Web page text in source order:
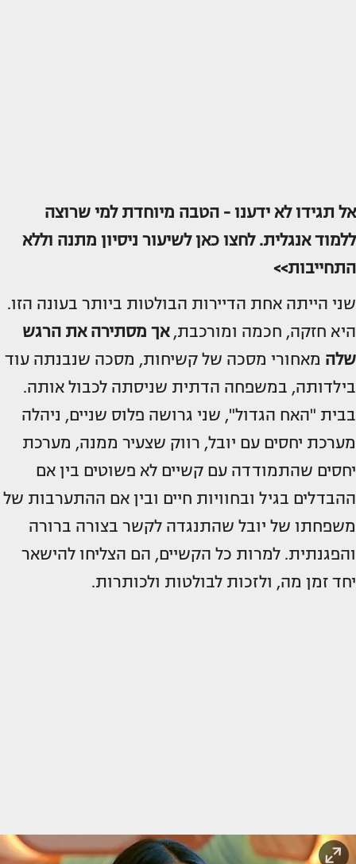
אל תגידו לא ידענו - הטבה מיוחדת למי שרוצה
ללמוד אנגלית. לחצו כאן לשיעור ניסיון מתנה וללא
התחייבות>>
שני הייתה אחת הדיירות הבולטות ביותר בעונה הזו.
היא חזקה, חכמה ומורכבת,אך מסתירה את הרגש
שלה מאחורי מסכה של קשיחות, מסכה שנבנתה עוד
בילדותה, במשפחה הדתית שניסתה לכבול אותה.
בבית "האח הגדול", שני גרושה פלוס שניים, ניהלה
מערכת יחסים עם יובל, רווק שצעיר ממנה, מערכת
יחסים שהתמודדה עם קשיים לא פשוטים בין אם
ההבדלים בגיל ובחוויות חיים ובין אם ההתערבות של
משפחתו של יובל שהתנגדה לקשר בצורה ברורה
והפגנתית. למרות כל הקשיים, הם הצליחו להישאר
יחד זמן מה, ולזכות לבולטות ולכותרות.